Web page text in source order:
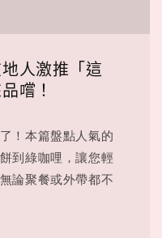
人激推「這
嚐！
！本篇盤點人氣的
到綠咖哩，讓您輕
論聚餐或外帶都不